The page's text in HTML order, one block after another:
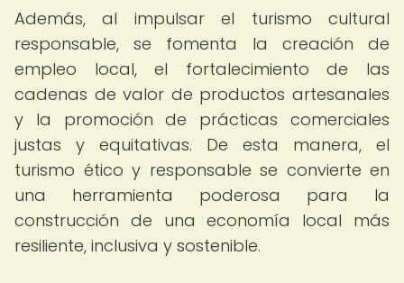
Además, al impulsar el turismo cultural
responsable, se fomenta la creación de
empleo local, el fortalecimiento de las
cadenas de valor de productos artesanales
y la promoción de prácticas comerciales
justas y equitativas. De esta manera, el
turismo ético y responsable se convierte en
una herramienta poderosa para la
construcción de una economía local más
resiliente, inclusiva y sostenible.